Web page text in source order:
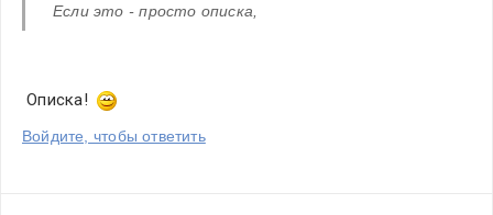
Если это - просто описка,
Описка!
Войдите, чтобы ответить